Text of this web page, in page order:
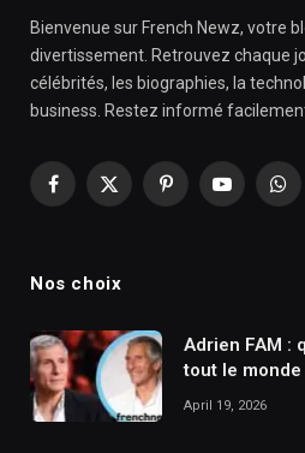
Bienvenue sur French Newz, votre
divertissement. Retrouvez chaque
célébrités, les biographies, la
business. Restez informé
Facebook
X
PinterestYouTube
Nos choix
Adrien FAM :
tout le
April 19, 2026